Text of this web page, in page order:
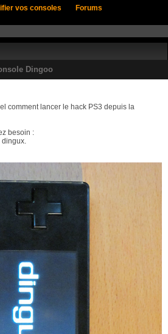
vos consoles
Forums
Dingoo
comment lancer le hack PS3 depuis la
besoin :
dingux.